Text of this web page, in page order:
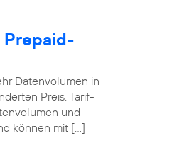
Prepaid-
Datenvolumen in
Preis. Tarif-
und
können mit […]